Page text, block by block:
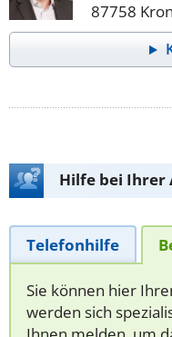
87758
Hilfe bei Ihrer
Telefonhilfe
Sie können hier
werden sich